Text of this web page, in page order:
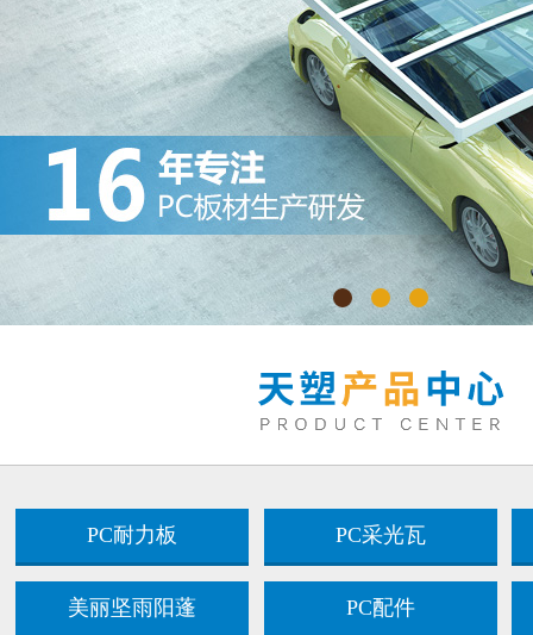
PC耐力板 PC采光瓦
美丽坚雨阳蓬 PC配件